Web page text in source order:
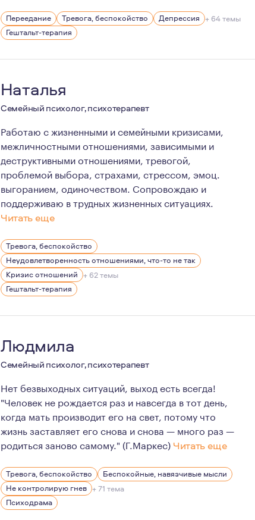
Мне 35 лет. Живу в Краснодаре.
У меня есть один ребенок, сын.
Регулярная личная терапия появилась у меня в 2016 году.
Начало моего обучения - 2018 год.
Одними из самых важных принципов моей работы
Переедание Тревога, беспокойство Депрессия + 64 темы
Гештальт-терапия
Наталья
Семейный психолог, психотерапевт
Работаю с жизненными и семейными кризисами,
межличностными отношениями, зависимыми и
деструктивными отношениями, тревогой,
проблемой выбора, страхами, стрессом, эмоц.
выгоранием, одиночеством. Сопровождаю и
поддерживаю в трудных жизненных ситуациях.
Читать еще
Я пришла в психологию в момент проживания
На данный момент я имею достаточно опыта, знаний и
Люблю жизнь во всём её многообразии, активные
17 лет в стабильных отношениях, воспитываю 3 детей
Тревога, беспокойство
Неудовлетворенность отношениями, что-то не так
Кризис отношений + 62 темы
Гештальт-терапия
Людмила
Семейный психолог, психотерапевт
Нет безвыходных ситуаций, выход есть всегда!
"Человек не рождается раз и навсегда в тот день,
когда мать производит его на свет, потому что
жизнь заставляет его снова и снова — много раз —
родиться заново самому." (Г.Маркес) Читать еще
В своей жизни я пережила немало трудных и порой
Тревога, беспокойство
Беспокойные, навязчивые мысли
Не контролирую гнев + 71 тема
Психодрама